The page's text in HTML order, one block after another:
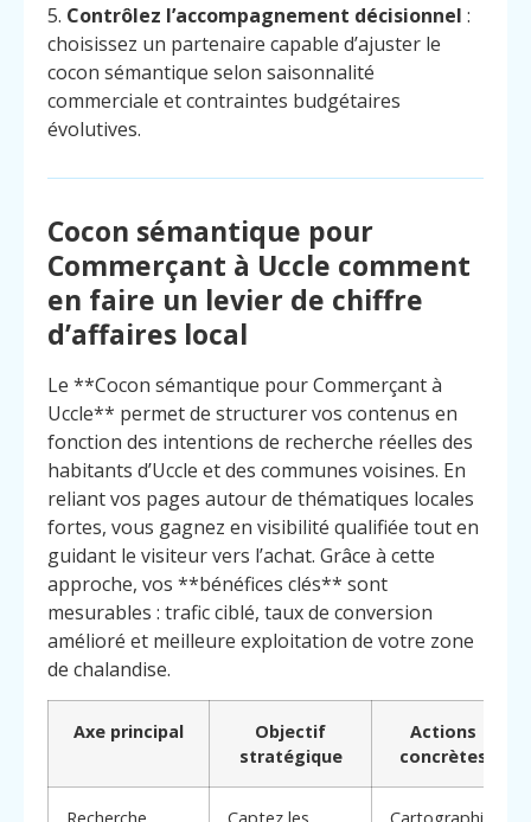
5. Contrôlez l’accompagnement décisionnel :
choisissez un partenaire capable d’ajuster le
cocon sémantique selon saisonnalité
commerciale et contraintes budgétaires
évolutives.
Cocon sémantique pour
Commerçant à Uccle comment
en faire un levier de chiffre
d’affaires local
Le **Cocon sémantique pour Commerçant à
Uccle** permet de structurer vos contenus en
fonction des intentions de recherche réelles des
habitants d’Uccle et des communes voisines. En
reliant vos pages autour de thématiques locales
fortes, vous gagnez en visibilité qualifiée tout en
guidant le visiteur vers l’achat. Grâce à cette
approche, vos **bénéfices clés** sont
mesurables : trafic ciblé, taux de conversion
amélioré et meilleure exploitation de votre zone
de chalandise.
Axe principal
Objectif
stratégique
Actions
concrètes